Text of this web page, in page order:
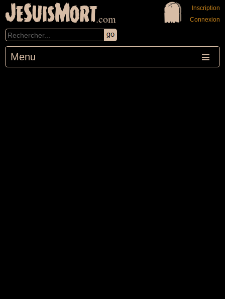
JeSuisMort.com
Menu
Inscription
Connexion